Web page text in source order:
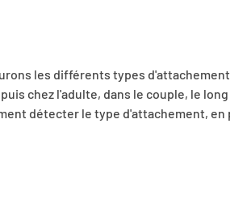
les différents types
chez l'adulte, dans le couple, le
détecter le type d'attachement,